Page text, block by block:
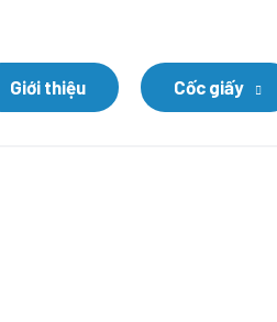
Giới thiệu Cốc giấy